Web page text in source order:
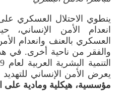
ينطوي الاحتلال العسكري
انعدام الأمن الإنساني،
العسكري بالعنف وانعدام
والفقر من ناحية أخرى. في
يعرض الأمن الإنساني
مؤسسية، هيكلية ومادية على